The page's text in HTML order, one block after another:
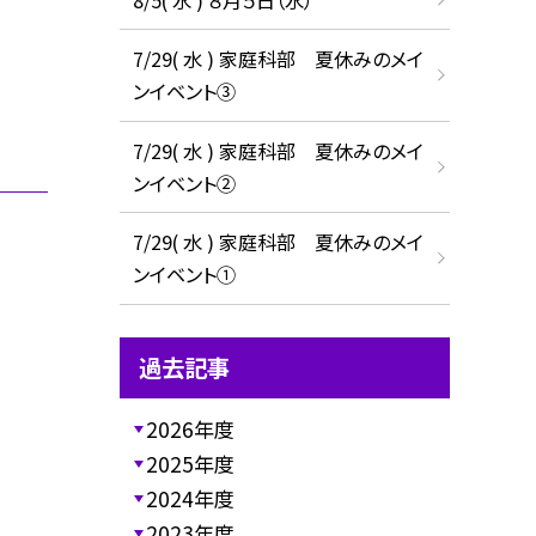
7/29( 水 ) 家庭科部 夏休みのメイ
ンイベント③
7/29( 水 ) 家庭科部 夏休みのメイ
ンイベント②
7/29( 水 ) 家庭科部 夏休みのメイ
ンイベント①
過去記事
2026年度
2025年度
2024年度